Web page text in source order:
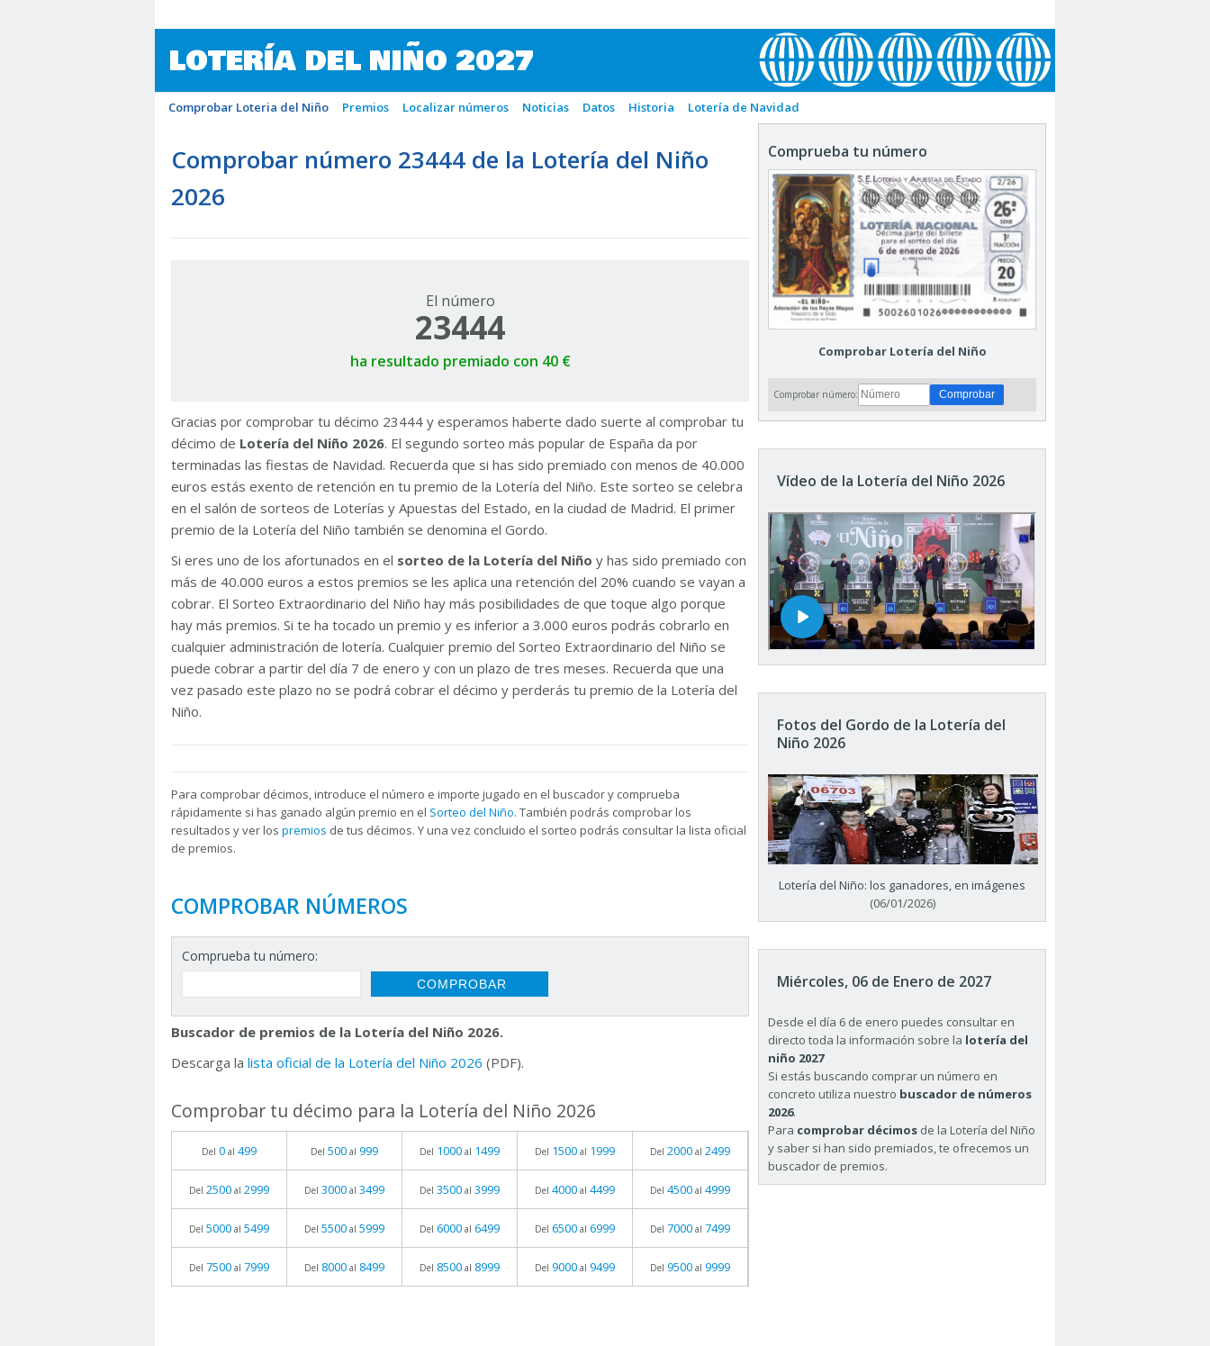
LOTERÍA DEL NIÑO 2027
Comprobar Loteria del Niño Premios Localizar números Noticias Datos Historia Lotería de Navidad
Comprobar número 23444 de la Lotería del Niño
2026
El número
23444
ha resultado premiado con 40 €
Gracias por comprobar tu décimo 23444 y esperamos haberte dado suerte al comprobar tu
décimo de Lotería del Niño 2026. El segundo sorteo más popular de España da por
terminadas las fiestas de Navidad. Recuerda que si has sido premiado con menos de 40.000
euros estás exento de retención en tu premio de la Lotería del Niño. Este sorteo se celebra
en el salón de sorteos de Loterías y Apuestas del Estado, en la ciudad de Madrid. El primer
premio de la Lotería del Niño también se denomina el Gordo.
Si eres uno de los afortunados en el sorteo de la Lotería del Niño y has sido premiado con
más de 40.000 euros a estos premios se les aplica una retención del 20% cuando se vayan a
cobrar. El Sorteo Extraordinario del Niño hay más posibilidades de que toque algo porque
hay más premios. Si te ha tocado un premio y es inferior a 3.000 euros podrás cobrarlo en
cualquier administración de lotería. Cualquier premio del Sorteo Extraordinario del Niño se
puede cobrar a partir del día 7 de enero y con un plazo de tres meses. Recuerda que una
vez pasado este plazo no se podrá cobrar el décimo y perderás tu premio de la Lotería del
Niño.
Para comprobar décimos, introduce el número e importe jugado en el buscador y comprueba
rápidamente si has ganado algún premio en el Sorteo del Niño. También podrás comprobar los
resultados y ver los premios de tus décimos. Y una vez concluido el sorteo podrás consultar la lista oficial
de premios.
COMPROBAR NÚMEROS
Comprueba tu número:
Buscador de premios de la Lotería del Niño 2026.
Descarga la lista oficial de la Lotería del Niño 2026 (PDF).
Comprobar tu décimo para la Lotería del Niño 2026
Del 0 al 499 Del 500 al 999 Del 1000 al 1499 Del 1500 al 1999 Del 2000 al 2499
Del 2500 al 2999 Del 3000 al 3499 Del 3500 al 3999 Del 4000 al 4499 Del 4500 al 4999
Del 5000 al 5499 Del 5500 al 5999 Del 6000 al 6499 Del 6500 al 6999 Del 7000 al 7499
Del 7500 al 7999 Del 8000 al 8499 Del 8500 al 8999 Del 9000 al 9499 Del 9500 al 9999
Comprueba tu número
Comprobar Lotería del Niño
Comprobar número:
Vídeo de la Lotería del Niño 2026
Fotos del Gordo de la Lotería del
Niño 2026
Lotería del Niño: los ganadores, en imágenes
(06/01/2026)
Miércoles, 06 de Enero de 2027
Desde el día 6 de enero puedes consultar en
directo toda la información sobre la lotería del
niño 2027
Si estás buscando comprar un número en
concreto utiliza nuestro buscador de números
2026.
Para comprobar décimos de la Lotería del Niño
y saber si han sido premiados, te ofrecemos un
buscador de premios.